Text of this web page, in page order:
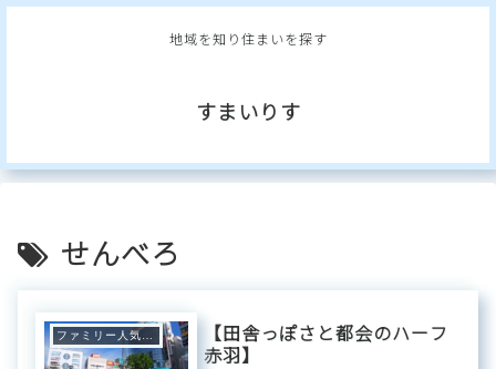
地域を知り住まいを探す
すまいりす
せんべろ
【田舎っぽさと都会のハーフ
赤羽】